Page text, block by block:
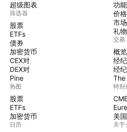
超级图表
筛选器
股票
ETFs
债券
加密货币
CEX对
DEX对
Pine
热图
股票
ETFs
加密货币
日历
功
价格
市
礼
交易
概览
经
经
The
特别
美
关于